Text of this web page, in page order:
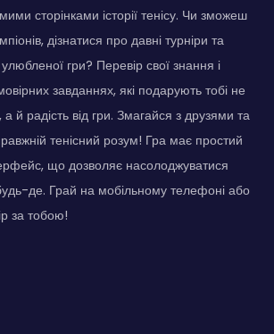
сторінками історії тенісу. Чи зможеш
дізнатися про давні турніри та
гри? Перевір свої знання і
завданнях, які подарують тобі не
й радість від гри. Змагайся з друзями та
тенісний розум! Гра має простий
що дозволяє насолоджуватися
де. Грай на мобільному телефоні або
за тобою!